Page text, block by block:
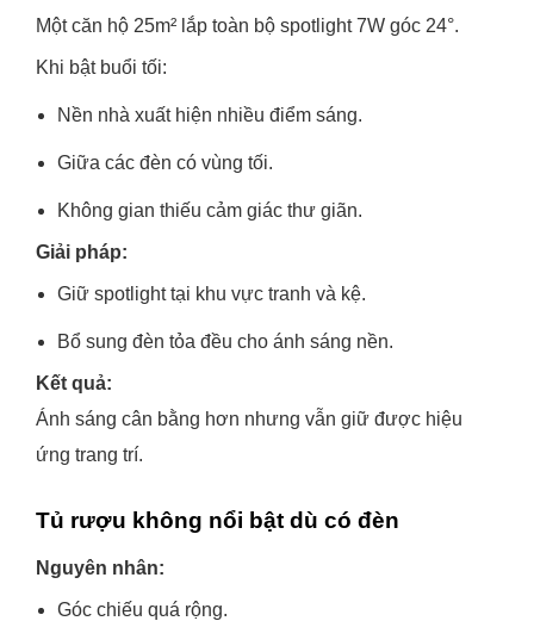
Một căn hộ 25m² lắp toàn bộ spotlight 7W góc 24°.
Khi bật buổi tối:
Nền nhà xuất hiện nhiều điểm sáng.
Giữa các đèn có vùng tối.
Không gian thiếu cảm giác thư giãn.
Giải pháp:
Giữ spotlight tại khu vực tranh và kệ.
Bổ sung đèn tỏa đều cho ánh sáng nền.
Kết quả:
Ánh sáng cân bằng hơn nhưng vẫn giữ được hiệu
ứng trang trí.
Tủ rượu không nổi bật dù có đèn
Nguyên nhân:
Góc chiếu quá rộng.